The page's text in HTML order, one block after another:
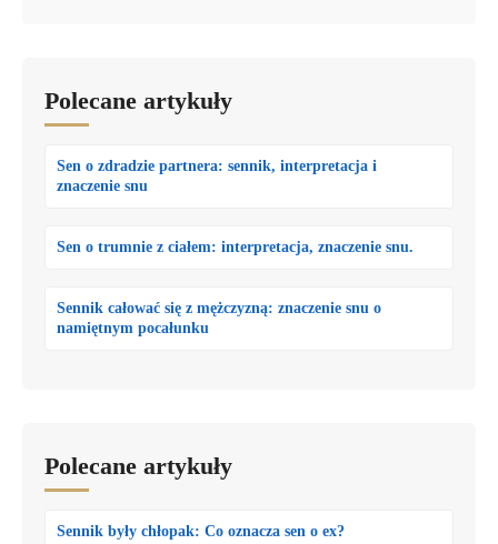
Polecane artykuły
Sen o zdradzie partnera: sennik, interpretacja i
znaczenie snu
Sen o trumnie z ciałem: interpretacja, znaczenie snu.
Sennik całować się z mężczyzną: znaczenie snu o
namiętnym pocałunku
Polecane artykuły
Sennik były chłopak: Co oznacza sen o ex?